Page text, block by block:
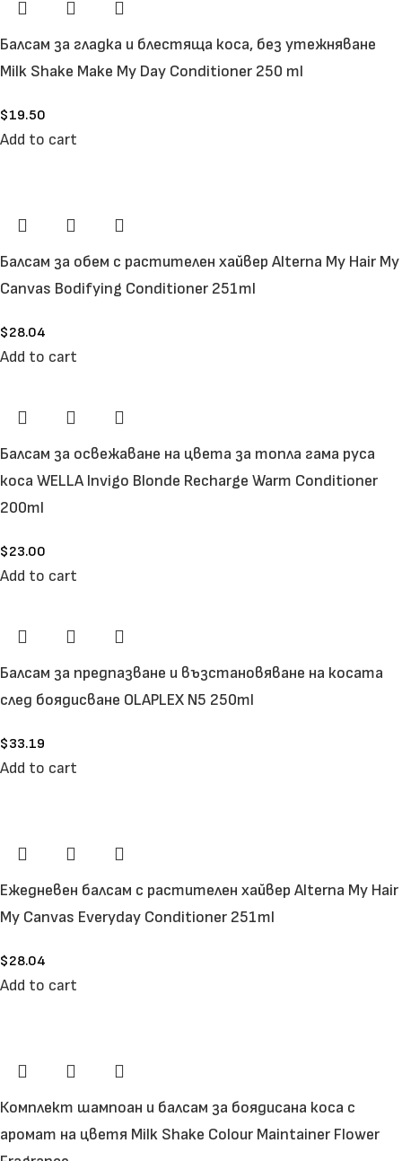
Балсам за гладка и блестяща коса, без утежняване
Milk Shake Make My Day Сonditioner 250 ml
$19.50
Add to cart
Балсам за обем с растителен хайвер Alterna My Hair My
Canvas Bodifying Conditioner 251ml
$28.04
Add to cart
Балсам за освежаване на цвета за топла гама руса
коса WELLA Invigo Blonde Recharge Warm Conditioner
200ml
$23.00
Add to cart
Балсам за предпазване и възстановяване на косата
след боядисване OLAPLEX N5 250ml
$33.19
Add to cart
Ежедневен балсам с растителен хайвер Alterna My Hair
My Canvas Everyday Conditioner 251ml
$28.04
Add to cart
Комплект шампоан и балсам за боядисана коса с
аромат на цветя Milk Shake Colour Maintainer Flower